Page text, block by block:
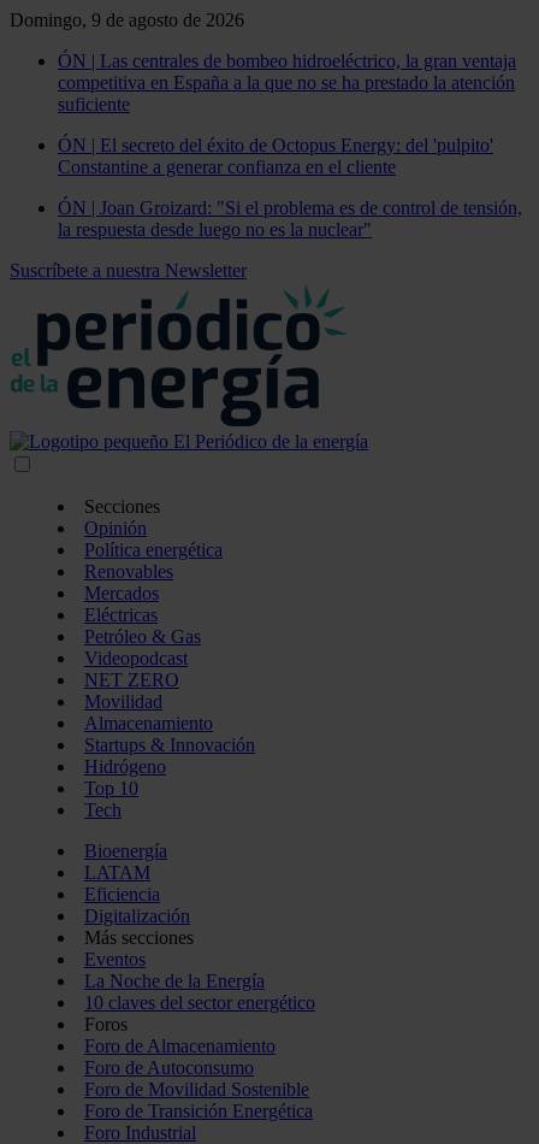
Domingo, 9 de agosto de 2026
ÓN | Las centrales de bombeo hidroeléctrico, la gran ventaja
competitiva en España a la que no se ha prestado la atención
suficiente
ÓN | El secreto del éxito de Octopus Energy: del 'pulpito'
Constantine a generar confianza en el cliente
ÓN | Joan Groizard: "Si el problema es de control de tensión,
la respuesta desde luego no es la nuclear"
Suscríbete a nuestra Newsletter
Secciones
Opinión
Política energética
Renovables
Mercados
Eléctricas
Petróleo & Gas
Videopodcast
NET ZERO
Movilidad
Almacenamiento
Startups & Innovación
Hidrógeno
Top 10
Tech
Bioenergía
LATAM
Eficiencia
Digitalización
Más secciones
Eventos
La Noche de la Energía
10 claves del sector energético
Foros
Foro de Almacenamiento
Foro de Autoconsumo
Foro de Movilidad Sostenible
Foro de Transición Energética
Foro Industrial